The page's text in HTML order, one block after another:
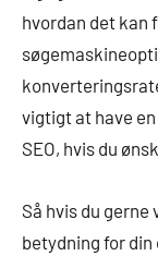
hvordan det kan
vigtigt at have
SEO, hvis du
Så hvis du
betydning for